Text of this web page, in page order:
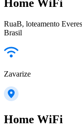
Home WiFi
RuaB, loteamento
Brasil
Zavarize
Home WiFi